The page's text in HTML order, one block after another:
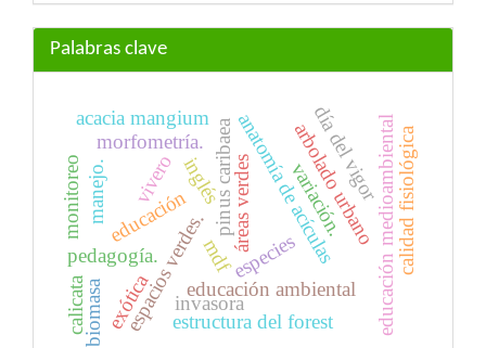
Palabras clave
arbolado urbano
áreas verdes
especies
espacios verdes.
pinus caribaeaanatomía de acículas
variación.
educación
educación ambiental
pedagogía. educación medioambiental
inglés
morfometría. calidad fisiológica
vivero día del vigor
monitoreo
exótica invasora
manejo.
biomasa
acacia mangium
mdf
estructura del forest
calicata